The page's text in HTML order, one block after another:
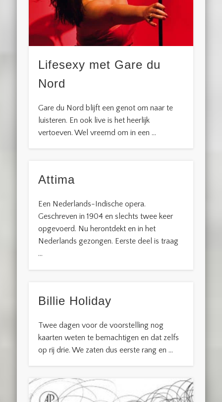
Lifesexy met Gare du
Nord
Gare du Nord blijft een genot om naar te
luisteren. En ook live is het heerlijk
vertoeven. Wel vreemd om in een …
Attima
Een Nederlands-Indische opera.
Geschreven in 1904 en slechts twee keer
opgevoerd. Nu herontdekt en in het
Nederlands gezongen. Eerste deel is traag
…
Billie Holiday
Twee dagen voor de voorstelling nog
kaarten weten te bemachtigen en dat zelfs
op rij drie. We zaten dus eerste rang en …